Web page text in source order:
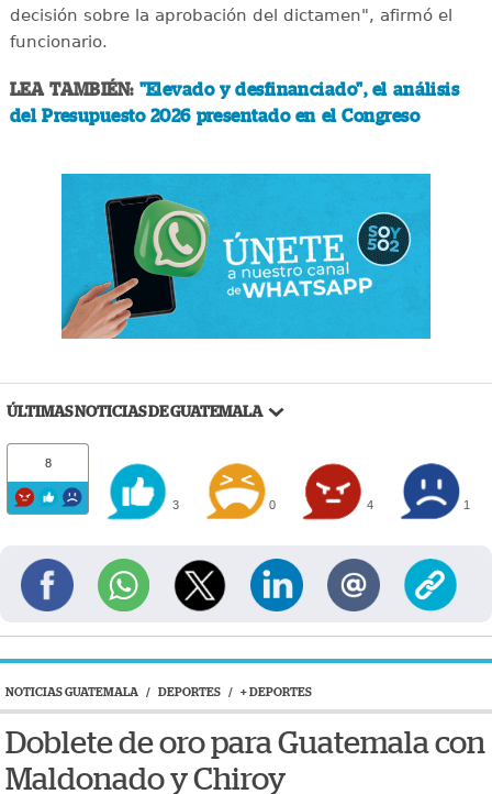
decisión sobre la aprobación del dictamen", afirmó el
funcionario.
LEA TAMBIÉN: "Elevado y desfinanciado", el análisis
del Presupuesto 2026 presentado en el Congreso
ÚLTIMAS NOTICIAS DE GUATEMALA
8
3 0 4 1
NOTICIAS GUATEMALA / DEPORTES / + DEPORTES
Doblete de oro para Guatemala con
Maldonado y Chiroy